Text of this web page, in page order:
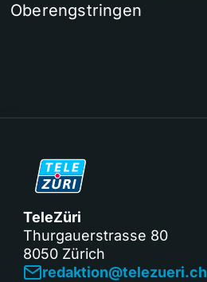
Oberengstringen
TeleZüri
Thurgauerstrasse 80
8050 Zürich
redaktion@telezueri.ch